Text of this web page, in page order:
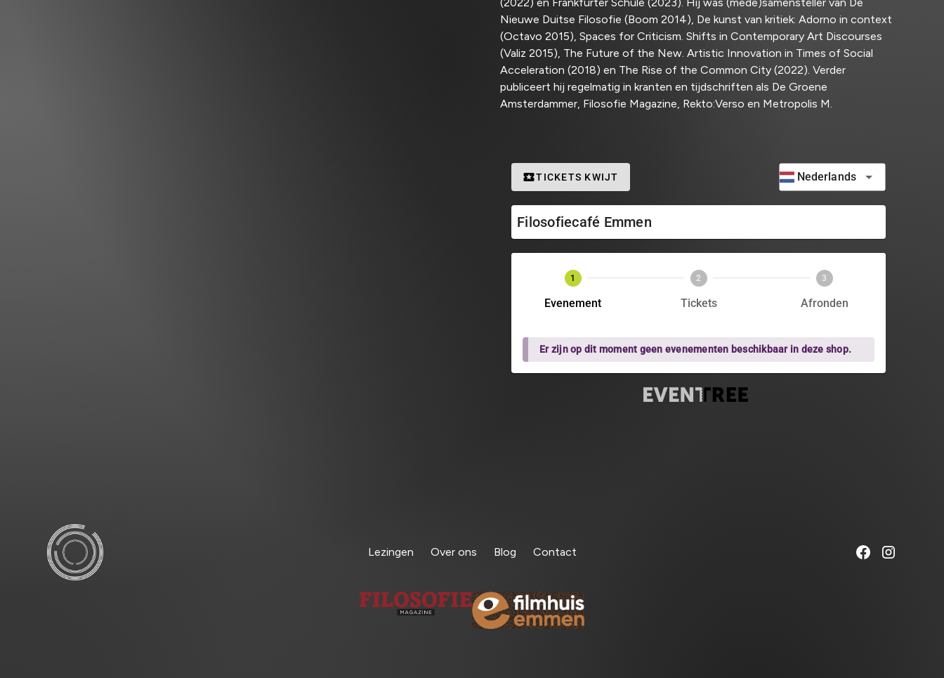
Nieuwe Duitse Filosofie (Boom 2014), De kunst van kritiek: Adorno in context
(Octavo 2015), Spaces for Criticism. Shifts in Contemporary Art Discourses
(Valiz 2015), The Future of the New. Artistic Innovation in Times of Social
Acceleration (2018) en The Rise of the Common City (2022). Verder
publiceert hij regelmatig in kranten en tijdschriften als De Groene
Amsterdammer, Filosofie Magazine, Rekto:Verso en Metropolis M.
Lezingen Over ons Blog Contact